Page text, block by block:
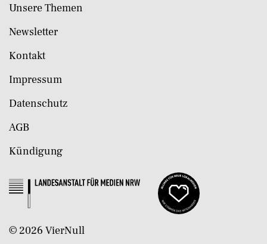
Unsere Themen
Newsletter
Kontakt
Impressum
Datenschutz
AGB
Kündigung
© 2026 VierNull